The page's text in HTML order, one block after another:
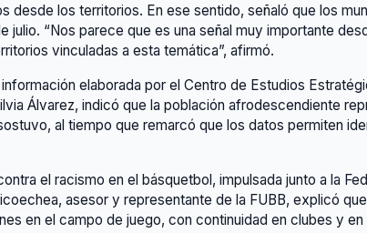
desde los territorios. En ese sentido, señaló que los
julio. “Nos parece que es una señal muy importante
vinculadas a esta temática”, afirmó.
elaborada por el Centro de Estudios
Álvarez, indicó que la población afrodescendiente
al tiempo que remarcó que los datos permiten
el racismo en el básquetbol, impulsada junto a la
asesor y representante de la FUBB, explicó
en el campo de juego, con continuidad en clubes y